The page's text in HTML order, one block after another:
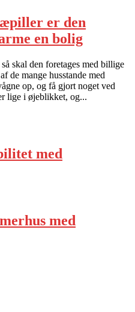
er den
en bolig
skal den foretages med billige
de mange husstande med
op, og få gjort noget ved
lige i øjeblikket, og...
med
med